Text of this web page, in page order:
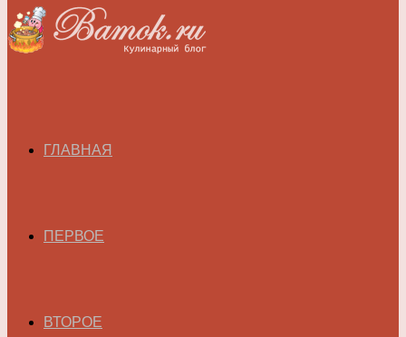
ГЛАВНАЯ
ПЕРВОЕ
ВТОРОЕ